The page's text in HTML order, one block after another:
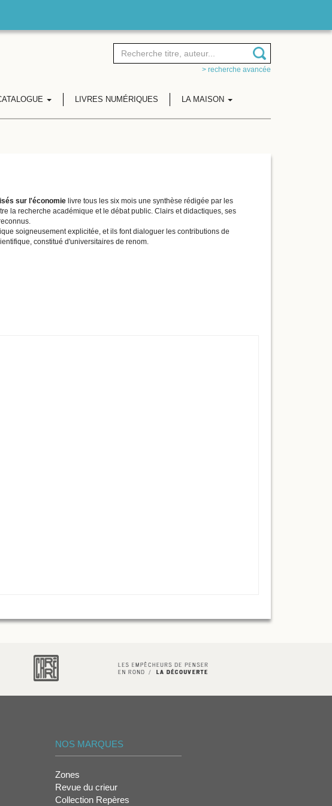
> recherche avancée
LIVRES NUMÉRIQUES LA MAISON
sur l'économie livre tous les six mois une synthèse rédigée par les
la recherche académique et le débat public. Clairs et didactiques, ses
soigneusement explicitée, et ils font dialoguer les contributions de
constitué d'universitaires de renom.
NOS MARQUES
Zones
Revue du crieur
Collection Repères